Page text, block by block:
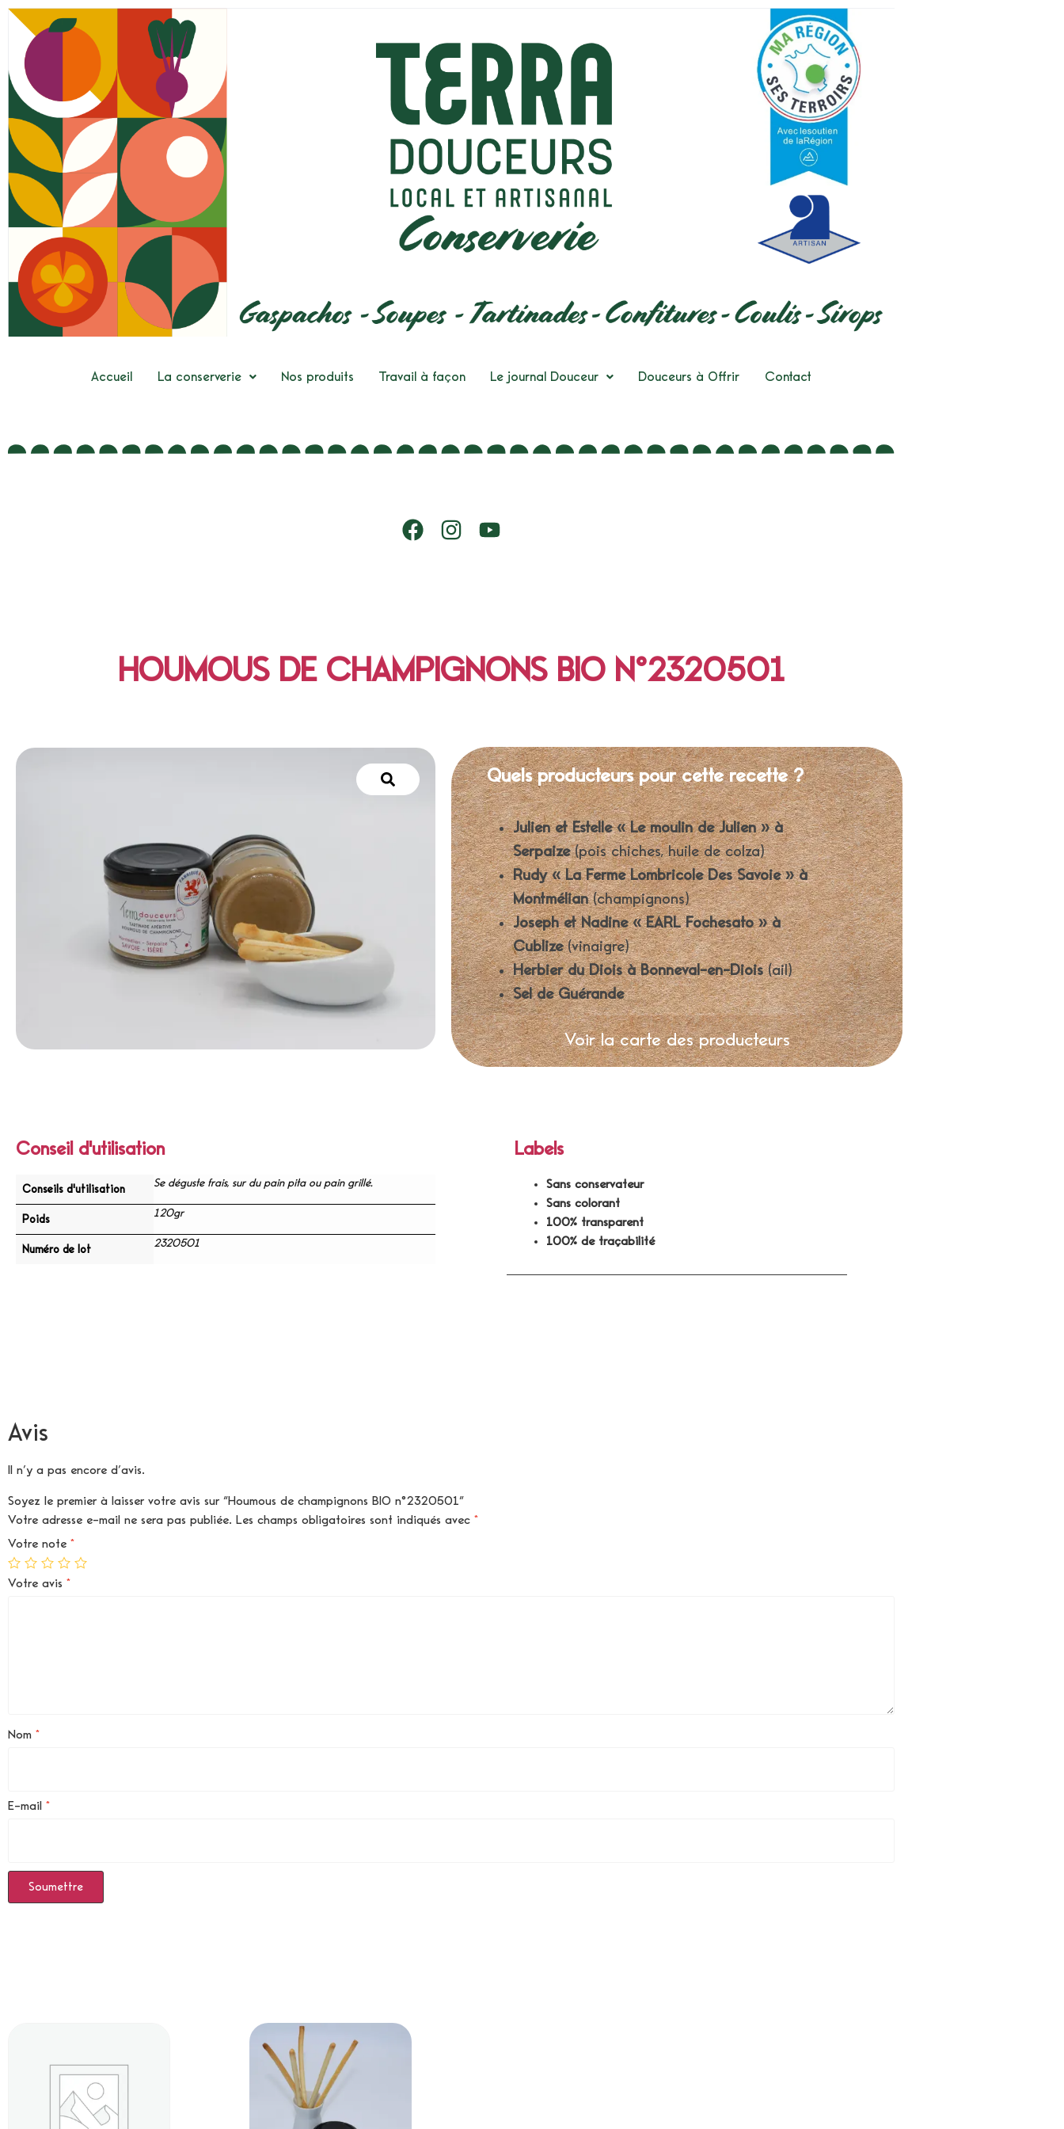
Accueil La conserverie Nos produits Travail à façon Le journal Douceur Douceurs à Offrir Contact
HOUMOUS DE CHAMPIGNONS BIO N°2320501
Quels producteurs pour cette recette ?
Julien et Estelle « Le moulin de Julien » à
Serpaize(pois chiches, huile de colza)
Rudy « La Ferme Lombricole Des Savoie » à
Montmélian(champignons)
Joseph et Nadine « EARL Fochesato » à
Cublize(vinaigre)
Herbier du Diois à Bonneval-en-Diois(ail)
Sel de Guérande
Voir la carte des producteurs
Conseil d'utilisation
Conseils d'utilisation
Se déguste frais, sur du pain pita ou pain grillé.
Poids
120gr
Numéro de lot
2320501
Labels
Sans conservateur
Sans colorant
100% transparent
100% de traçabilité
Avis
Il n’y a pas encore d’avis.
Soyez le premier à laisser votre avis sur “Houmous de champignons BIO n°2320501”
Votre adresse e-mail ne sera pas publiée. Les champs obligatoires sont indiqués avec *
Votre note *
Votre avis *
Nom *
E-mail *